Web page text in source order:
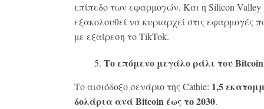
επίπεδο των εφαρμογών. Και η Silicon Valley
εξακολουθεί να κυριαρχεί στις εφαρμογές
με εξαίρεση το TikTok.
Το επόμενο μεγάλο ράλι του Bitcoin
Το αισιόδοξο σενάριο της Cathie: 1,5
δολάρια ανάBitcoinέως το 2030.